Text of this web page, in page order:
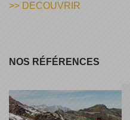
>> DECOUVRIR
NOS RÉFÉRENCES